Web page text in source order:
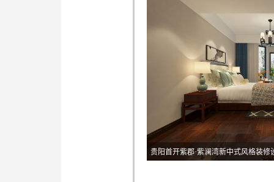
贵阳首开紫郡·紫澜湾新中式风格装修